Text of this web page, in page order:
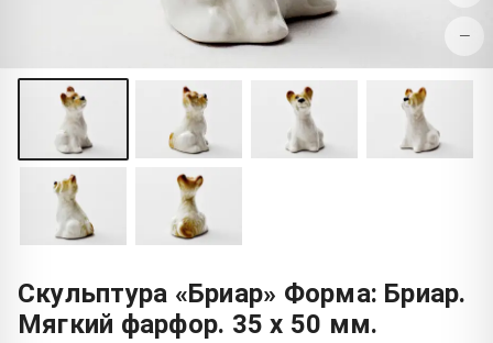
−
Скульптура «Бриар» Форма: Бриар.
Мягкий фарфор. 35 x 50 мм.